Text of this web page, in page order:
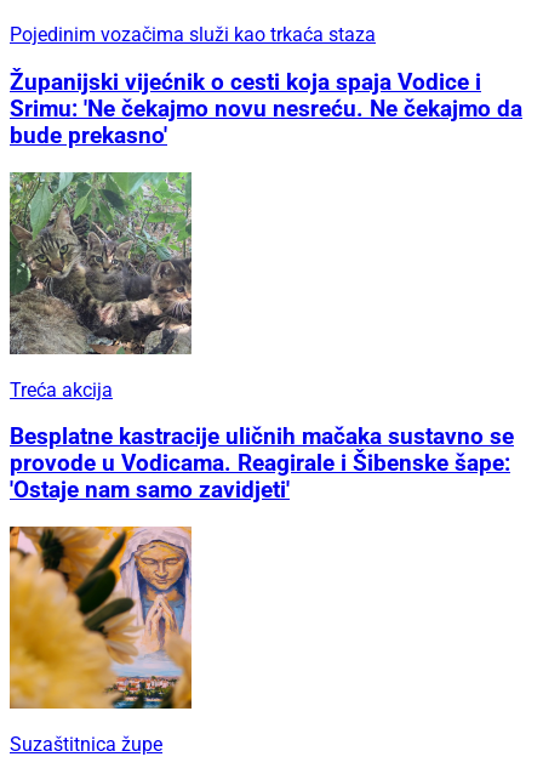
Pojedinim vozačima služi kao trkaća staza
Županijski vijećnik o cesti koja spaja Vodice i
Srimu: 'Ne čekajmo novu nesreću. Ne čekajmo da
bude prekasno'
Treća akcija
Besplatne kastracije uličnih mačaka sustavno se
provode u Vodicama. Reagirale i Šibenske šape:
'Ostaje nam samo zavidjeti'
Suzaštitnica župe